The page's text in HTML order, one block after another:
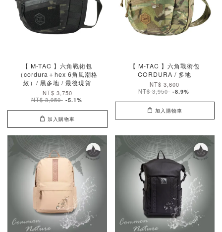
【 M-TAC 】六角戰術包
（cordura＋hex 6角風潮格
紋）/ 黑多地 / 最後現貨
NT$ 3,750
NT$ 3,950 -5.1%
加入購物車
【 M-TAC 】六角戰術包
CORDURA / 多地
NT$ 3,600
NT$ 3,950 -8.9%
加入購物車